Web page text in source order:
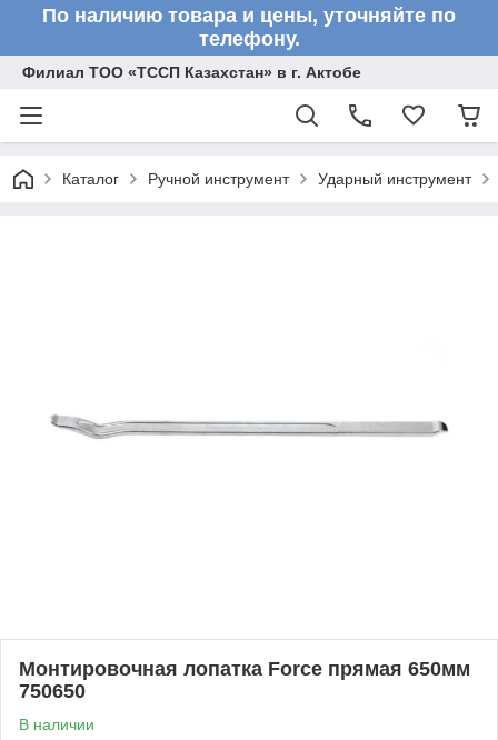
По наличию товара и цены, уточняйте по
телефону.
Филиал ТОО «ТССП Казахстан» в г. Актобе
Каталог Ручной инструмент Ударный инструмент
Монтировочная лопатка Force прямая 650мм
750650
В наличии